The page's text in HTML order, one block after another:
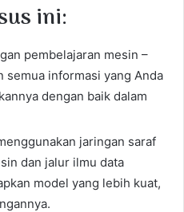
ini:
pembelajaran mesin –
semua informasi yang Anda
dengan baik dalam
jaringan saraf
dan jalur ilmu data
model yang lebih kuat,